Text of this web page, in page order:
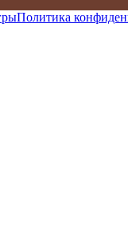
Политика